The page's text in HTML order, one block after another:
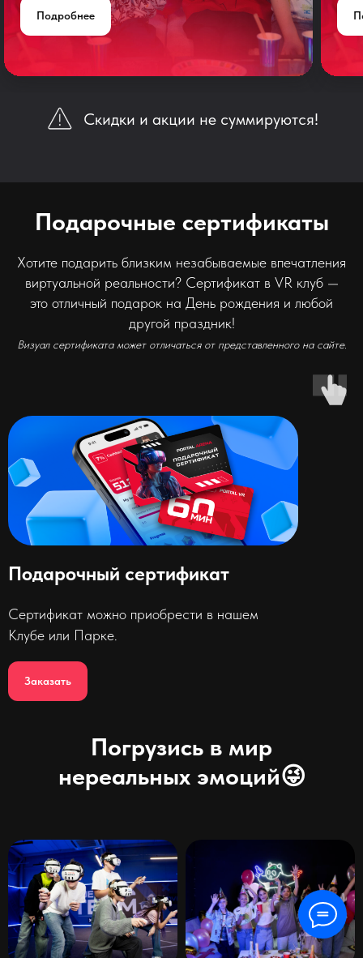
Подробнее
Скидки и акции не суммируются!
Подарочные сертификаты
Хотите подарить близким незабываемые впечатления
виртуальной реальности? Сертификат в VR клуб —
это отличный подарок на День рождения и любой
другой праздник!
Визуал сертификата может отличаться от представленного на сайте.
Подарочный сертификат
Сертификат можно приобрести в нашем
Клубе или Парке.
Заказать
Погрузись в мир
нереальных эмоций😜